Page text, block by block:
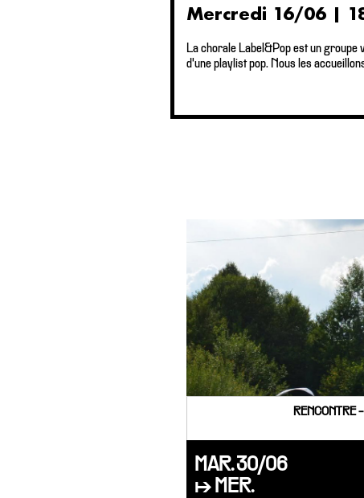
Mercredi 16/06 |
La chorale Label&Pop est un groupe
d'une playlist pop. Nous les
RENCONTRE
MAR. 30/06
↦ MER.